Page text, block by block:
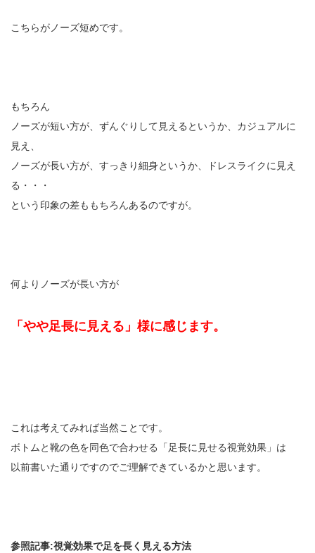
こちらがノーズ短めです。
もちろん
ノーズが短い方が、ずんぐりして見えるというか、カジュアルに
見え、
ノーズが長い方が、すっきり細身というか、ドレスライクに見え
る・・・
という印象の差ももちろんあるのですが。
何よりノーズが長い方が
「やや足長に見える」様に感じます。
これは考えてみれば当然ことです。
ボトムと靴の色を同色で合わせる「足長に見せる視覚効果」は
以前書いた通りですのでご理解できているかと思います。
参照記事:視覚効果で足を長く見える方法